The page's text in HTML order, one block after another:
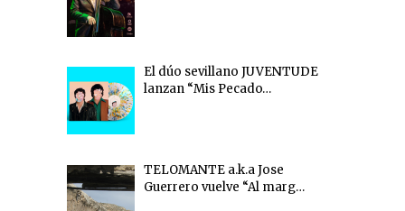
El dúo sevillano JUVENTUDE
lanzan “Mis Pecado…
TELOMANTE a.k.a Jose
Guerrero vuelve “Al marg…